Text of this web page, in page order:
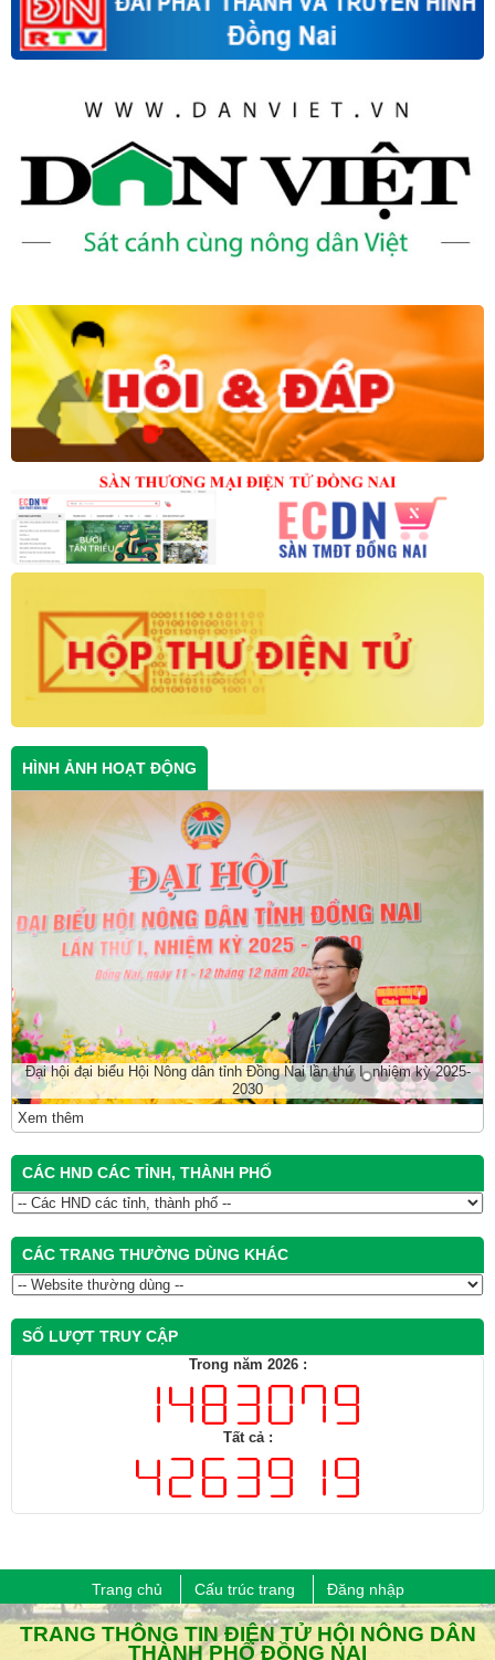
HÌNH ẢNH HOẠT ĐỘNG
Đại hội đại biểu Hội Nông dân tỉnh Đồng Nai lần thứ I, nhiệm kỳ 2025-
2030
Xem thêm
CÁC HND CÁC TỈNH, THÀNH PHỐ
CÁC TRANG THƯỜNG DÙNG KHÁC
SỐ LƯỢT TRUY CẬP
Trong năm 2026 :
Tất cả :
Trang chủ Cấu trúc trang Đăng nhập
​TRANG THÔNG TIN ĐIỆN TỬ HỘI NÔNG DÂN
THÀNH PHỐ ĐỒNG NAI